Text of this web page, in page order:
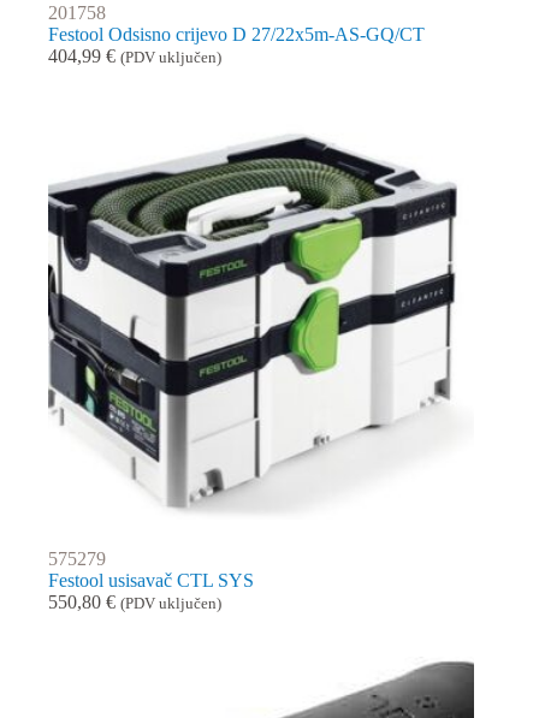
201758
Festool Odsisno crijevo D 27/22x5m-AS-GQ/CT
404,99 € (PDV uključen)
575279
Festool usisavač CTL SYS
550,80 € (PDV uključen)